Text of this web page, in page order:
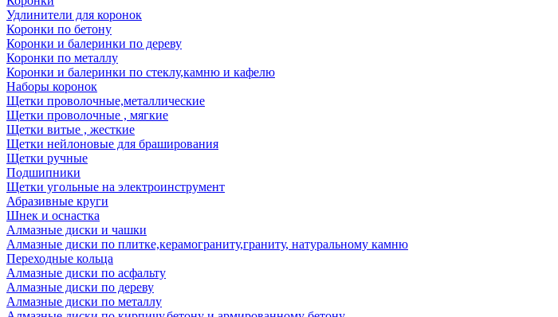
Удлинители для коронок
Коронки по бетону
Коронки и балеринки по дереву
Коронки по металлу
Коронки и балеринки по стеклу,камню и кафелю
Наборы коронок
Щетки проволочные,металлические
Щетки проволочные , мягкие
Щетки витые , жесткие
Щетки нейлоновые для браширования
Щетки ручные
Подшипники
Щетки угольные на электроинструмент
Абразивные круги
Шнек и оснастка
Алмазные диски и чашки
Алмазные диски по плитке,керамограниту,граниту, натуральному камню
Переходные кольца
Алмазные диски по асфальту
Алмазные диски по дереву
Алмазные диски по металлу